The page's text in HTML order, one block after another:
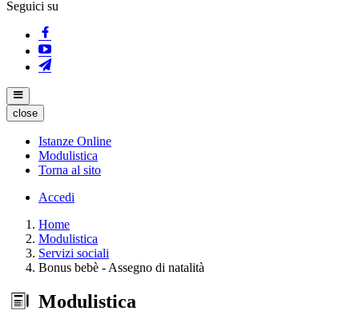
Seguici su
close
Istanze Online
Modulistica
Torna al sito
Accedi
Home
Modulistica
Servizi sociali
Bonus bebè - Assegno di natalità
Modulistica